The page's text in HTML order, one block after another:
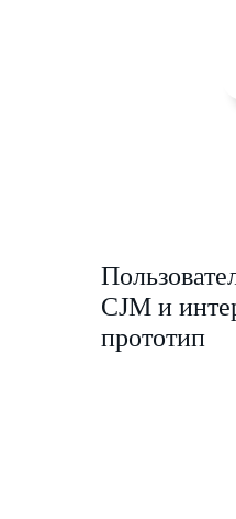
CJM и
прототип